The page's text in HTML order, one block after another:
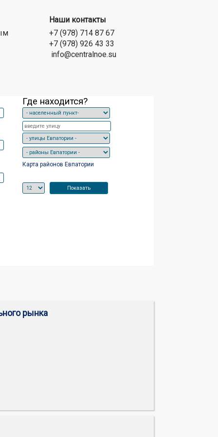
Наши контакты
+7 (978) 714 87 67
+7 (978) 926 43 33
info@centralnoe.su
Где находится?
Карта районов Евпатории
рынка